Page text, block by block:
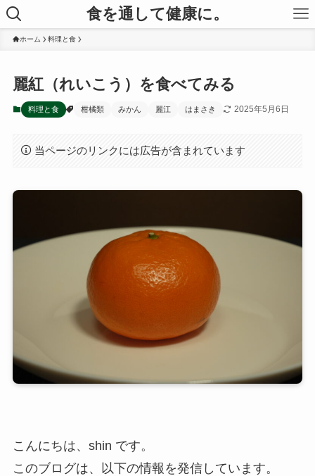
食を通して健康に。
ホーム 料理と食
麗紅（れいこう）を食べてみる
料理と食 柑橘類 みかん 麗江 はまさき 2025年5月6日
当ページのリンクには広告が含まれています
こんにちは、shin です。
このブログは、以下の情報を発信しています。